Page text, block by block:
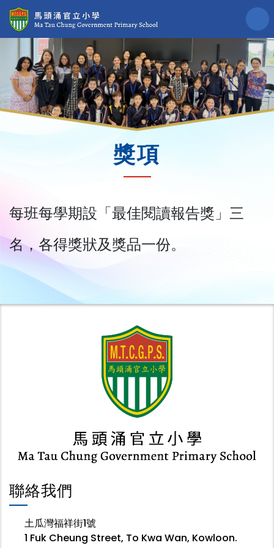
獎項
每班每學期設「最佳閱讀報告獎」三
名，各得獎狀及獎品一份。
聯絡我們
土瓜灣福祥街1號
1 Fuk Cheung Street, To Kwa Wan, Kowloon.